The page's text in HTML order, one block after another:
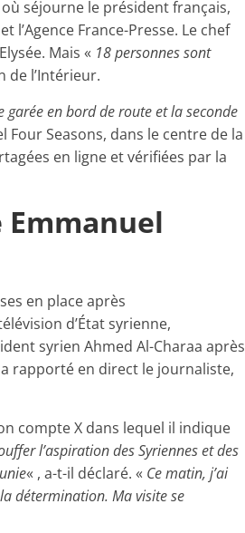
séjourne le président français,
l’Agence France-Presse. Le chef
Mais « 18 personnes sont
de l’Intérieur.
garée en bord de route et la seconde
Seasons, dans le centre de la
en ligne et vérifiées par la
Emmanuel
en place après
d’État syrienne,
syrien Ahmed Al-Charaa après
a rapporté en direct le journaliste,
compte X dans lequel il indique
l’aspiration des Syriennes et des
« , a-t-il déclaré. « Ce matin, j’ai
détermination. Ma visite se